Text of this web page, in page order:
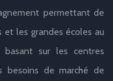
permettant de
et les grandes écoles au
sur les centres
besoins de marché de